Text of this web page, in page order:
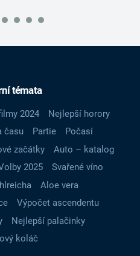
témata
2024
Nejlepší horory
času Partie
Počasí
začátky
Auto – katalog
2025
Svařené víno
Aloe vera
Výpočet ascendentu
Nejlepší palačinky
koláč